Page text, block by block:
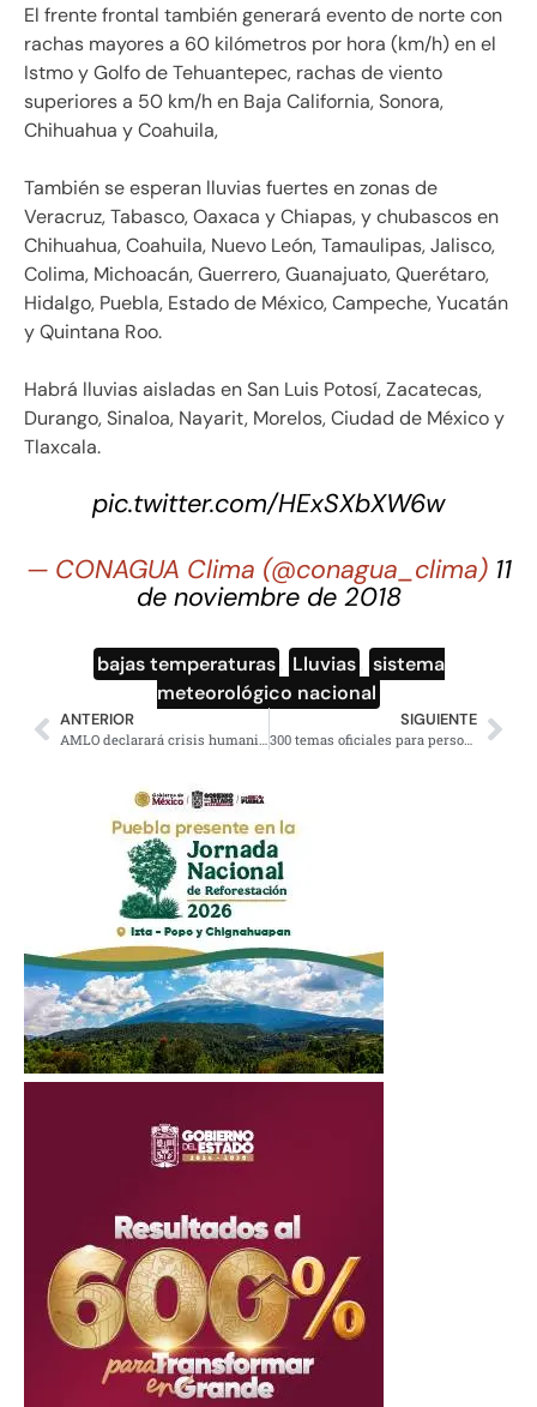
El frente frontal también generará evento de norte con
rachas mayores a 60 kilómetros por hora (km/h) en el
Istmo y Golfo de Tehuantepec, rachas de viento
superiores a 50 km/h en Baja California, Sonora,
Chihuahua y Coahuila,
También se esperan lluvias fuertes en zonas de
Veracruz, Tabasco, Oaxaca y Chiapas, y chubascos en
Chihuahua, Coahuila, Nuevo León, Tamaulipas, Jalisco,
Colima, Michoacán, Guerrero, Guanajuato, Querétaro,
Hidalgo, Puebla, Estado de México, Campeche, Yucatán
y Quintana Roo.
Habrá lluvias aisladas en San Luis Potosí, Zacatecas,
Durango, Sinaloa, Nayarit, Morelos, Ciudad de México y
Tlaxcala.
pic.twitter.com/HExSXbXW6w
— CONAGUA Clima (@conagua_clima) 11
de noviembre de 2018
bajas temperaturas Lluvias
sistema
meteorológico nacional
ANTERIOR
AMLO declarará crisis humanitaria en Veracruz por inseguridad y desfalcos al erario
SIGUIENTE
300 temas oficiales para personalizar tu windows 10